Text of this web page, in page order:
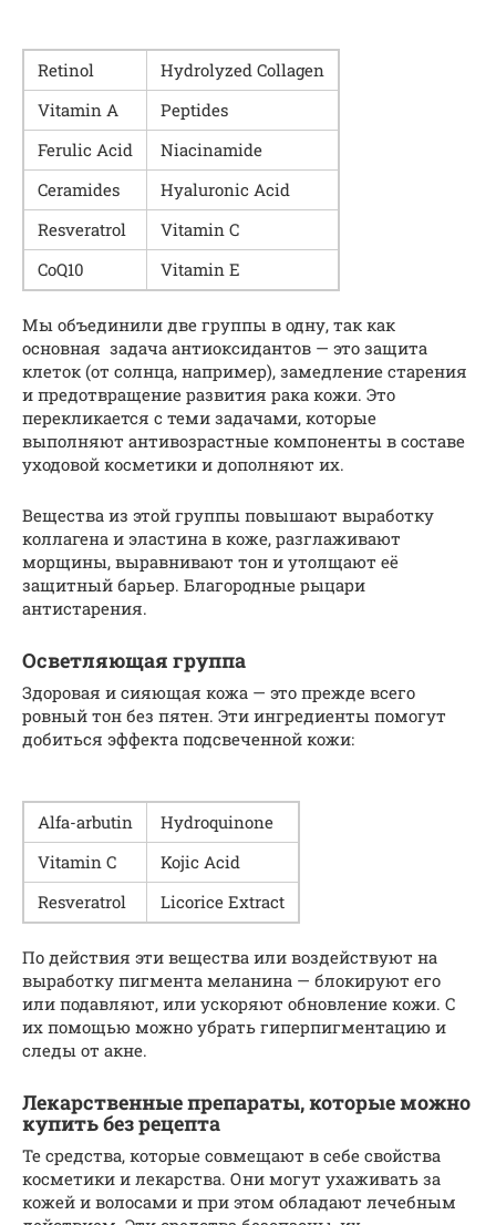
Retinol
Hydrolyzed Col­la­gen
Vit­a­min A
Pep­tides
Fer­ulic Acid
Niaci­namide
Ceramides
Hyaluron­ic Acid
Resver­a­trol
Vit­a­min C
CoQ10
Vit­a­min E
Мы объединили две группы в одну, так как
основная задача антиоксидантов — это защита
клеток (от солнца, например), замедление старения
и предотвращение развития рака кожи. Это
перекликается с теми задачами, которые
выполняют антивозрастные компоненты в составе
уходовой косметики и дополняют их.
Вещества из этой группы повышают выработку
коллагена и эластина в коже, разглаживают
морщины, выравнивают тон и утолщают её
защитный барьер. Благородные рыцари
антистарения.
Осветляющая группа
Здоровая и сияющая кожа — это прежде всего
ровный тон без пятен. Эти ингредиенты помогут
добиться эффекта подсвеченной кожи:
Alfa-arbutin
Hydro­quinone
Vit­a­min С
Kojic Acid
Resver­a­trol
Licorice Extract
По действия эти вещества или воздействуют на
выработку пигмента меланина — блокируют его
или подавляют, или ускоряют обновление кожи. С
их помощью можно убрать гиперпигментацию и
следы от акне.
Лекарственные препараты, которые можно
купить без рецепта
Те средства, которые совмещают в себе свойства
косметики и лекарства. Они могут ухаживать за
кожей и волосами и при этом обладают лечебным